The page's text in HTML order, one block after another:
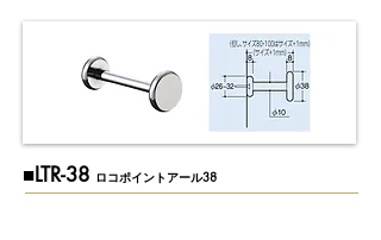
​■LTR-38 ロコポイントアール38